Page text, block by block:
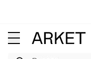
Buscar